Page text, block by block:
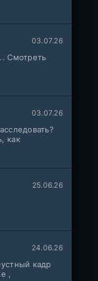
03.07.26
Смотреть
03.07.26
как
25.06.26
24.06.26
кадр
,